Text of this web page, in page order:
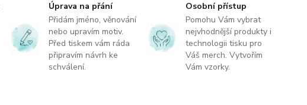
Úprava na přání
Přidám jméno, věnování
nebo upravím motiv.
Před tiskem vám ráda
připravím návrh ke
schválení.
Osobní přístup
Pomohu Vám vybrat
nejvhodnější produkty i
technologii tisku pro
Váš merch. Vytvořím
Vám vzorky.